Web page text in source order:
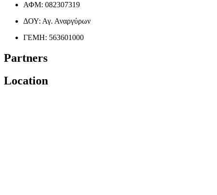
ΑΦΜ: 082307319
ΔΟΥ: Αγ. Αναργύρων
ΓΕΜΗ: 563601000
Partners
Location